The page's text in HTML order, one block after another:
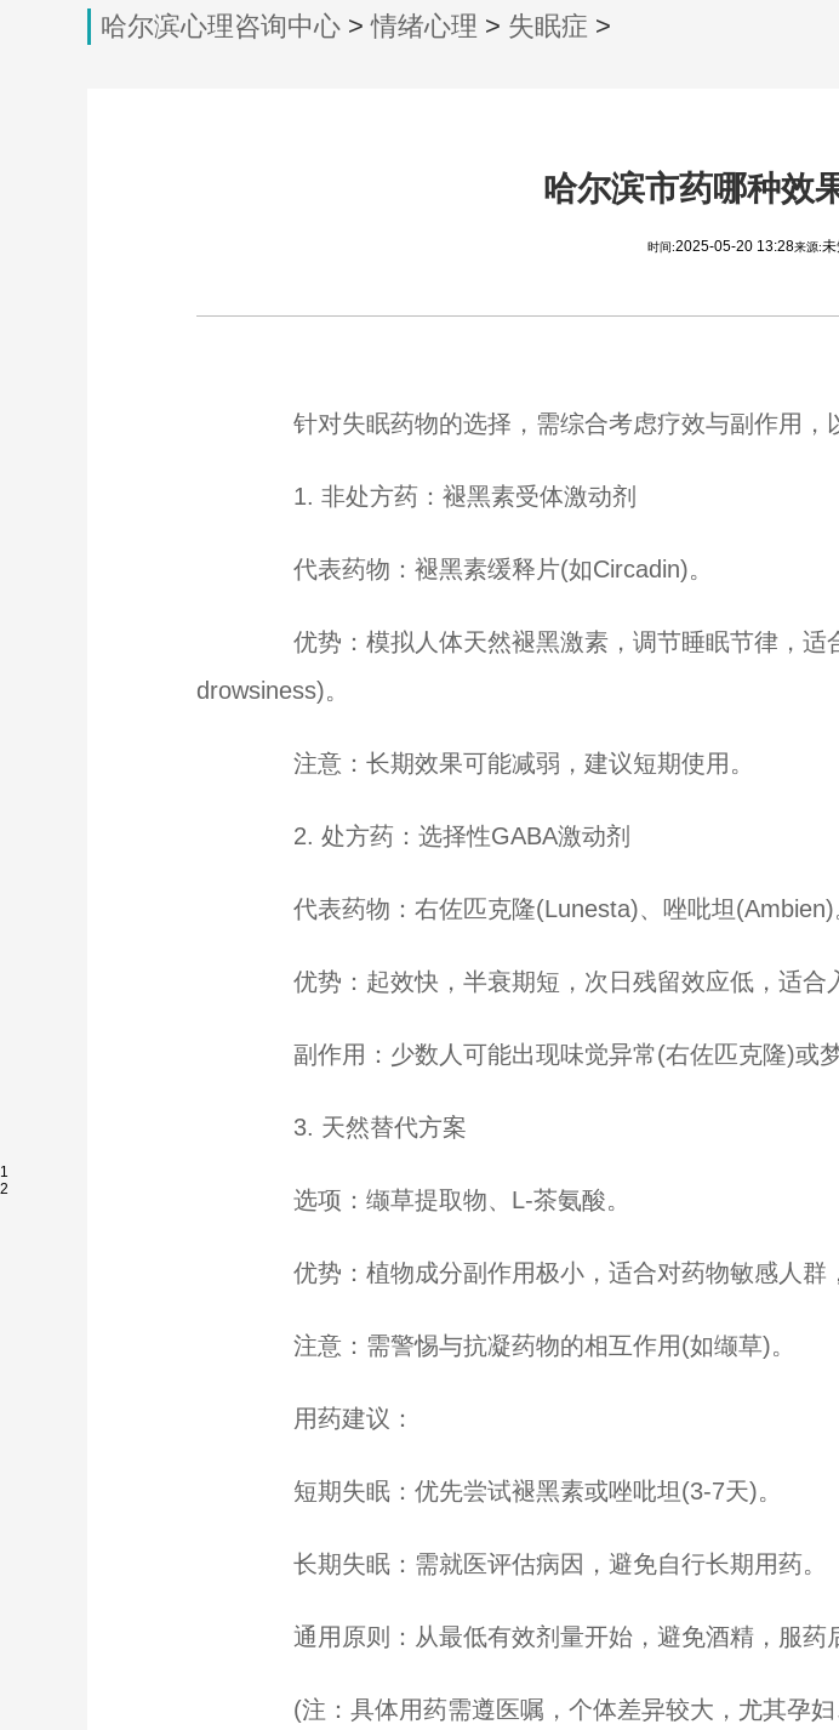
1
2
哈尔滨心理咨询中心 >情绪心理 > 失眠症 >
哈尔滨市药哪种效
时间:2025-05-20 13:28来源:未
针对失眠药物的选择，需综合考虑疗效与副作用，
1. 非处方药：褪黑素受体激动剂
代表药物：褪黑素缓释片(如Circadin)。
优势：模拟人体天然褪黑激素，调节睡眠节律，适
drowsiness)。
注意：长期效果可能减弱，建议短期使用。
2. 处方药：选择性GABA激动剂
代表药物：右佐匹克隆(Lunesta)、唑吡坦(Ambien)
优势：起效快，半衰期短，次日残留效应低，适合
副作用：少数人可能出现味觉异常(右佐匹克隆)或梦
3. 天然替代方案
选项：缬草提取物、L-茶氨酸。
优势：植物成分副作用极小，适合对药物敏感人群
注意：需警惕与抗凝药物的相互作用(如缬草)。
用药建议：
短期失眠：优先尝试褪黑素或唑吡坦(3-7天)。
长期失眠：需就医评估病因，避免自行长期用药。
通用原则：从最低有效剂量开始，避免酒精，服药
(注：具体用药需遵医嘱，个体差异较大，尤其孕妇